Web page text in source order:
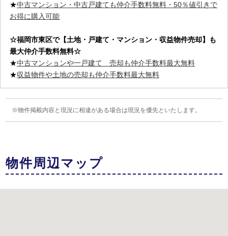
★中古マンション・中古戸建ても仲介手数料無料・50％値引きで
お得に購入可能
☆福岡市東区で【土地・戸建て・マンション・収益物件売却】も
最大仲介手数料無料☆
★中古マンションや一戸建て 売却も仲介手数料最大無料
★収益物件や土地の売却も仲介手数料最大無料
物件掲載内容と現況に相違がある場合は現況を優先といたします。
物件周辺マップ